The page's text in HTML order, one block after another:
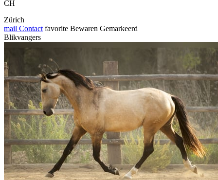
CH
Zürich
mail Contact favorite Bewaren Gemarkeerd
Blikvangers